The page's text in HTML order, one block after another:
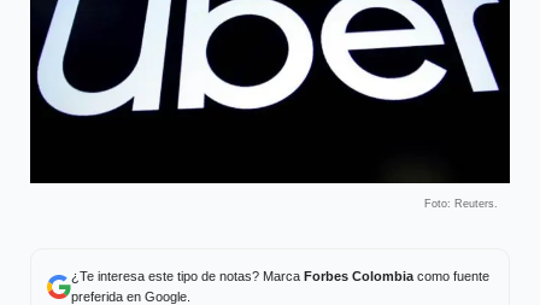
Foto: Reuters.
¿Te interesa este tipo de notas? Marca Forbes Colombiacomo fuente
preferida en Google.